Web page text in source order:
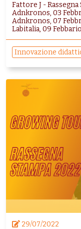
Fattore J -
Adnkronos, 03
Adnkronos, 07
Labitalia, 09
Innovazione
29/07/2022